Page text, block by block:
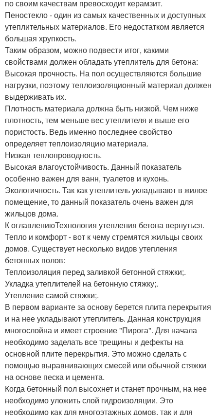
по своим качествам превосходит керамзит.
Пеностекло - один из самых качественных и доступных
утеплительных материалов. Его недостатком является
большая хрупкость.
Таким образом, можно подвести итог, какими
свойствами должен обладать утеплитель для бетона:
Высокая прочность. На пол осуществляются большие
нагрузки, поэтому теплоизоляционный материал должен
выдерживать их.
Плотность материала должна быть низкой. Чем ниже
плотность, тем меньше вес утеплителя и выше его
пористость. Ведь именно последнее свойство
определяет теплоизоляцию материала.
Низкая теплопроводность.
Высокая влагоустойчивость. Данный показатель
особенно важен для ванн, туалетов и кухонь.
Экологичность. Так как утеплитель укладывают в жилое
помещение, то данный показатель очень важен для
жильцов дома.
К оглавлениюТехнология утепления бетона вернуться.
Тепло и комфорт - вот к чему стремятся жильцы своих
домов. Существует несколько видов утепления
бетонных полов:
Теплоизоляция перед заливкой бетонной стяжки;.
Укладка утеплителей на бетонную стяжку;.
Утепление самой стяжки;.
В первом варианте за основу берется плита перекрытия
и на нее укладывают утеплитель. Данная конструкция
многослойна и имеет строение "Пирога". Для начала
необходимо заделать все трещины и дефекты на
основной плите перекрытия. Это можно сделать с
помощью выравнивающих смесей или обычной стяжки
на основе песка и цемента.
Когда бетонный пол высохнет и станет прочным, на нее
необходимо уложить слой гидроизоляции. Это
необходимо как для многоэтажных домов, так и для